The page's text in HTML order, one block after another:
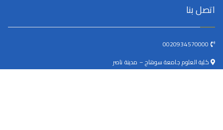
اتصل بنا
كلية العلوم جامعة سوهاج – مدينة ناصر